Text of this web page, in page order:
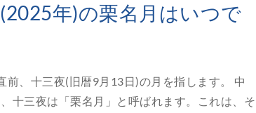
年)の栗名月はいつで
、十三夜(旧暦9月13日)の月を指します。 中
十三夜は「栗名月」と呼ばれます。これは、そ